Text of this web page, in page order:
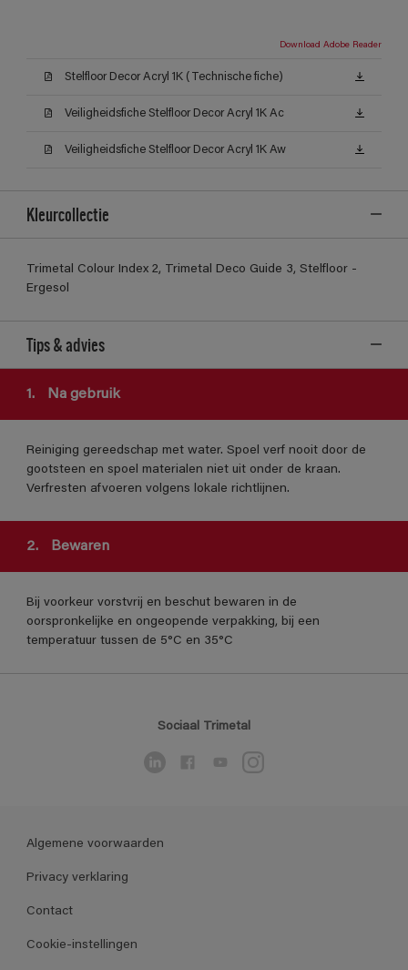
Download Adobe Reader
Stelfloor Decor Acryl 1K (Technische fiche)
Veiligheidsfiche Stelfloor Decor Acryl 1K Ac
Veiligheidsfiche Stelfloor Decor Acryl 1K Aw
Kleurcollectie
Trimetal Colour Index 2, Trimetal Deco Guide 3, Stelfloor -
Ergesol
Tips & advies
1. Na gebruik
Reiniging gereedschap met water. Spoel verf nooit door de
gootsteen en spoel materialen niet uit onder de kraan.
Verfresten afvoeren volgens lokale richtlijnen.
2. Bewaren
Bij voorkeur vorstvrij en beschut bewaren in de
oorspronkelijke en ongeopende verpakking, bij een
temperatuur tussen de 5°C en 35°C
Sociaal Trimetal
Algemene voorwaarden
Privacy verklaring
Contact
Cookie-instellingen